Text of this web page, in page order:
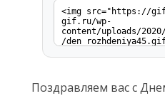
Поздравляем вас с